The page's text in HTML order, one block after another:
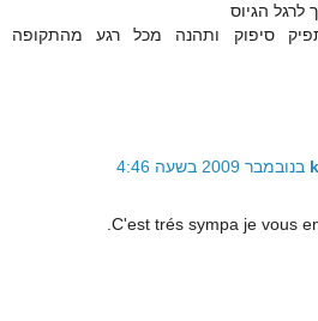
הגיוס
סיפוק ותהנה מכל רגע מהתקופה
C'est trés sympa je vous